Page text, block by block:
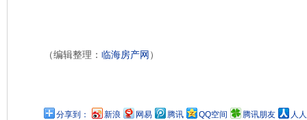
（编辑整理： 临海房产网 ）
分享到： 新浪 网易 腾讯 QQ空间 腾讯朋友 人